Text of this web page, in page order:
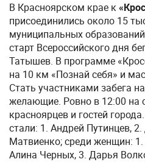
В Красноярском крае к
присоединились около 15
муниципальных
старт Всероссийского дня
Татышев. В программе
на 10 км «Познай себя» и
Стать участниками забега
желающие. Ровно в 12:00 на
красноярцев и гостей
стали: 1. Андрей Путинцев,
Матвиенко; среди женщин:
Алина Черных, 3. Дарья